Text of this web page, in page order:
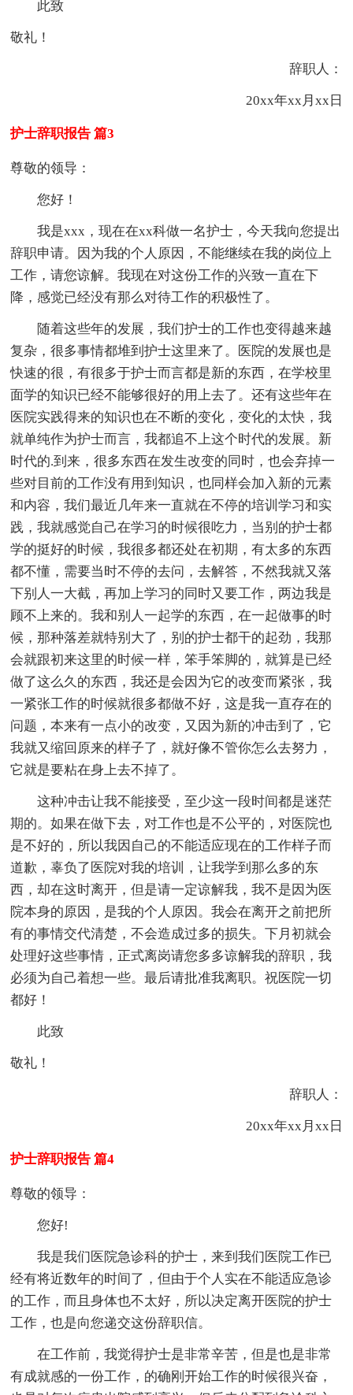
此致
敬礼！
辞职人：
20xx年xx月xx日
护士辞职报告 篇3
尊敬的领导：
您好！
我是xxx，现在在xx科做一名护士，今天我向您提出
辞职申请。因为我的个人原因，不能继续在我的岗位上
工作，请您谅解。我现在对这份工作的兴致一直在下
降，感觉已经没有那么对待工作的积极性了。
随着这些年的发展，我们护士的工作也变得越来越
复杂，很多事情都堆到护士这里来了。医院的发展也是
快速的很，有很多于护士而言都是新的东西，在学校里
面学的知识已经不能够很好的用上去了。还有这些年在
医院实践得来的知识也在不断的变化，变化的太快，我
就单纯作为护士而言，我都追不上这个时代的发展。新
时代的.到来，很多东西在发生改变的同时，也会弃掉一
些对目前的工作没有用到知识，也同样会加入新的元素
和内容，我们最近几年来一直就在不停的培训学习和实
践，我就感觉自己在学习的时候很吃力，当别的护士都
学的挺好的时候，我很多都还处在初期，有太多的东西
都不懂，需要当时不停的去问，去解答，不然我就又落
下别人一大截，再加上学习的同时又要工作，两边我是
顾不上来的。我和别人一起学的东西，在一起做事的时
候，那种落差就特别大了，别的护士都干的起劲，我那
会就跟初来这里的时候一样，笨手笨脚的，就算是已经
做了这么久的东西，我还是会因为它的改变而紧张，我
一紧张工作的时候就很多都做不好，这是我一直存在的
问题，本来有一点小的改变，又因为新的冲击到了，它
我就又缩回原来的样子了，就好像不管你怎么去努力，
它就是要粘在身上去不掉了。
这种冲击让我不能接受，至少这一段时间都是迷茫
期的。如果在做下去，对工作也是不公平的，对医院也
是不好的，所以我因自己的不能适应现在的工作样子而
道歉，辜负了医院对我的培训，让我学到那么多的东
西，却在这时离开，但是请一定谅解我，我不是因为医
院本身的原因，是我的个人原因。我会在离开之前把所
有的事情交代清楚，不会造成过多的损失。下月初就会
处理好这些事情，正式离岗请您多多谅解我的辞职，我
必须为自己着想一些。最后请批准我离职。祝医院一切
都好！
此致
敬礼！
辞职人：
20xx年xx月xx日
护士辞职报告 篇4
尊敬的领导：
您好!
我是我们医院急诊科的护士，来到我们医院工作已
经有将近数年的时间了，但由于个人实在不能适应急诊
的工作，而且身体也不太好，所以决定离开医院的护士
工作，也是向您递交这份辞职信。
在工作前，我觉得护士是非常辛苦，但是也是非常
有成就感的一份工作，的确刚开始工作的时候很兴奋，